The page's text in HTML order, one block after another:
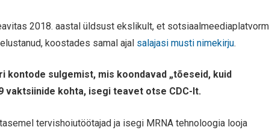
2018. aastal üldsust ekslikult, et sotsiaalmeediaplatvorm
koostades samal ajal salajasi musti nimekirju.
kontode sulgemist, mis koondavad „tõeseid, kuid
vaktsiinide kohta, isegi teavet otse CDC-lt.
tervishoiutöötajad ja isegi MRNA tehnoloogia looja